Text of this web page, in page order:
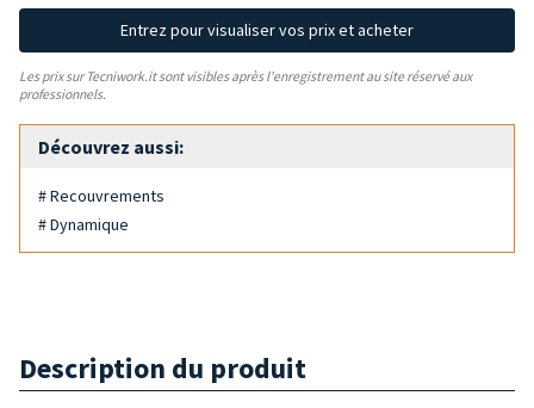
Entrez pour visualiser vos prix et acheter
Les prix sur Tecniwork.it sont visibles après l'enregistrement au site réservé aux
professionnels.
Découvrez aussi:
# Recouvrements
# Dynamique
Description du produit